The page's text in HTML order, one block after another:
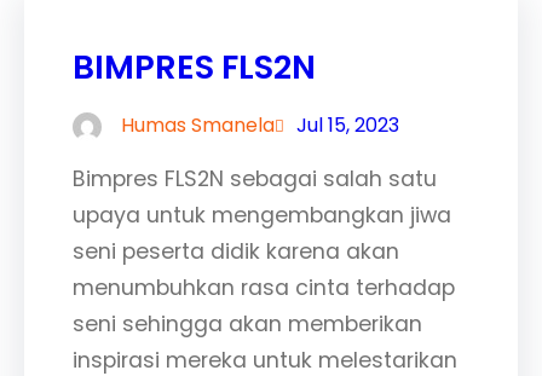
BIMPRES FLS2N
Humas Smanela Jul 15, 2023
Bimpres FLS2N sebagai salah satu
upaya untuk mengembangkan jiwa
seni peserta didik karena akan
menumbuhkan rasa cinta terhadap
seni sehingga akan memberikan
inspirasi mereka untuk melestarikan